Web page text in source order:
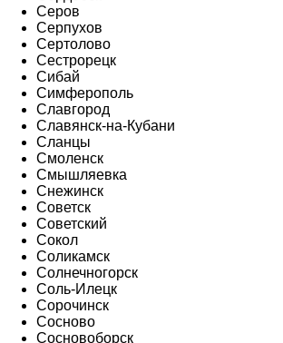
Серов
Серпухов
Сертолово
Сестрорецк
Сибай
Симферополь
Славгород
Славянск-на-Кубани
Сланцы
Смоленск
Смышляевка
Снежинск
Советск
Советский
Сокол
Соликамск
Солнечногорск
Соль-Илецк
Сорочинск
Сосново
Сосновоборск